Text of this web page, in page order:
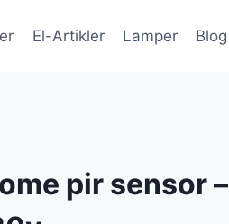
El-Artikler Lamper Blog
pir sensor –